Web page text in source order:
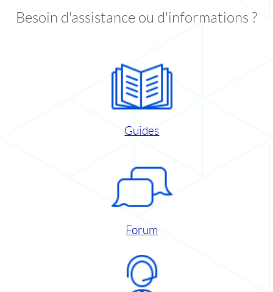
Besoin d'assistance ou d'informations ?
Guides
Forum